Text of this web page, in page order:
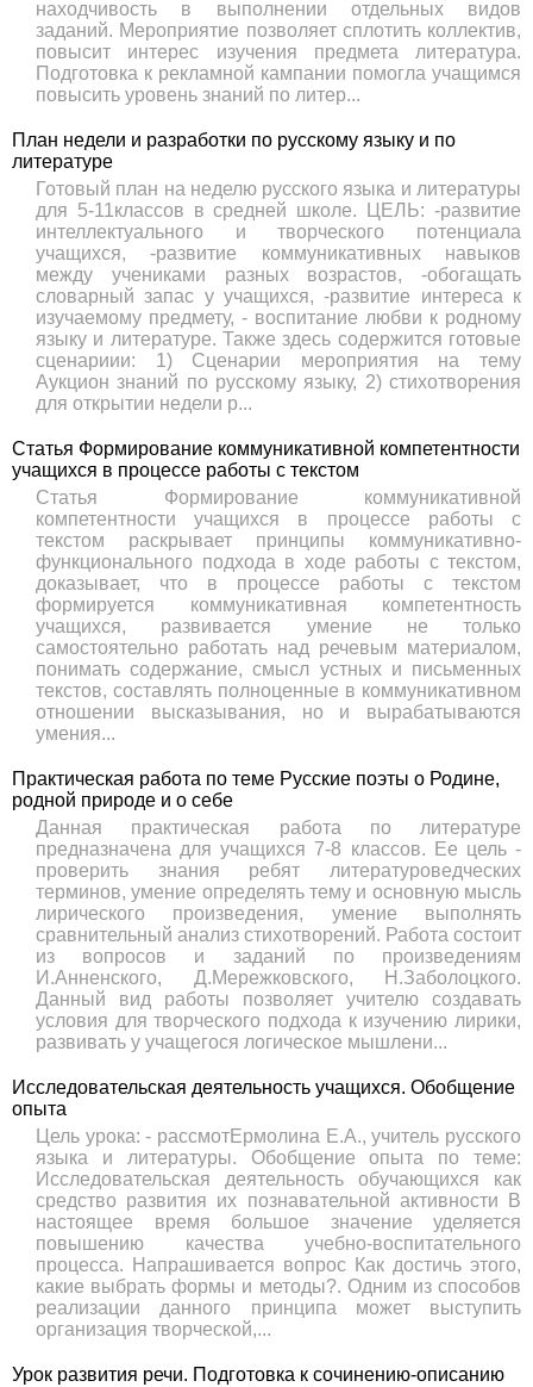
находчивость в выполнении отдельных видов
заданий. Мероприятие позволяет сплотить коллектив,
повысит интерес изучения предмета литература.
Подготовка к рекламной кампании помогла учащимся
повысить уровень знаний по литер...
План недели и разработки по русскому языку и по
литературе
Готовый план на неделю русского языка и литературы
для 5-11классов в средней школе. ЦЕЛЬ: -развитие
интеллектуального и творческого потенциала
учащихся, -развитие коммуникативных навыков
между учениками разных возрастов, -обогащать
словарный запас у учащихся, -развитие интереса к
изучаемому предмету, - воспитание любви к родному
языку и литературе. Также здесь содержится готовые
сценариии: 1) Сценарии мероприятия на тему
Аукцион знаний по русскому языку, 2) стихотворения
для открытии недели р...
Статья Формирование коммуникативной компетентности
учащихся в процессе работы с текстом
Статья Формирование коммуникативной
компетентности учащихся в процессе работы с
текстом раскрывает принципы коммуникативно-
функционального подхода в ходе работы с текстом,
доказывает, что в процессе работы с текстом
формируется коммуникативная компетентность
учащихся, развивается умение не только
самостоятельно работать над речевым материалом,
понимать содер­жание, смысл устных и письменных
текстов, составлять полноценные в коммуникативном
от­ношении высказывания, но и вырабатываются
умения...
Практическая работа по теме Русские поэты о Родине,
родной природе и о себе
Данная практическая работа по литературе
предназначена для учащихся 7-8 классов. Ее цель -
проверить знания ребят литературоведческих
терминов, умение определять тему и основную мысль
лирического произведения, умение выполнять
сравнительный анализ стихотворений. Работа состоит
из вопросов и заданий по произведениям
И.Анненского, Д.Мережковского, Н.Заболоцкого.
Данный вид работы позволяет учителю создавать
условия для творческого подхода к изучению лирики,
развивать у учащегося логическое мышлени...
Исследовательская деятельность учащихся. Обобщение
опыта
Цель урока: - рассмотЕрмолина Е.А., учитель русского
языка и литературы. Обобщение опыта по теме:
Исследовательская деятельность обучающихся как
средство развития их познавательной активности В
настоящее время большое значение уделяется
повышению качества учебно-воспитательного
процесса. Напрашивается вопрос Как достичь этого,
какие выбрать формы и методы?. Одним из способов
реализации данного принципа может выступить
организация творческой,...
Урок развития речи. Подготовка к сочинению-описанию